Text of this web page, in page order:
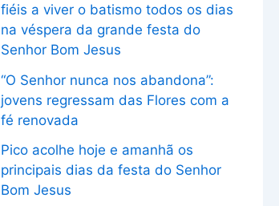
fiéis a viver o batismo todos os dias
na véspera da grande festa do
Senhor Bom Jesus
“O Senhor nunca nos abandona”:
jovens regressam das Flores com a
fé renovada
Pico acolhe hoje e amanhã os
principais dias da festa do Senhor
Bom Jesus